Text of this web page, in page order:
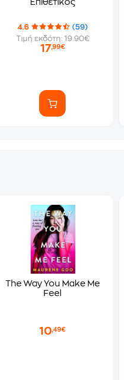
Επιθετικός
4.6
(59)
Τιμή εκδότη: 19.90€
17,99€
The Way You Make Me
Feel
10,49€